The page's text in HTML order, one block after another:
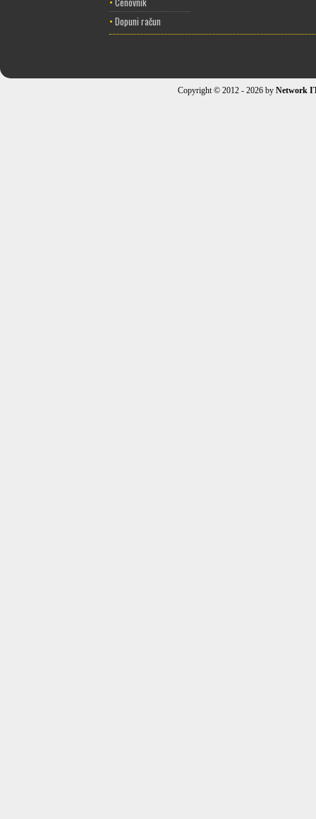
• Dopuni račun
Copyright © 2012 - 2026 by Network